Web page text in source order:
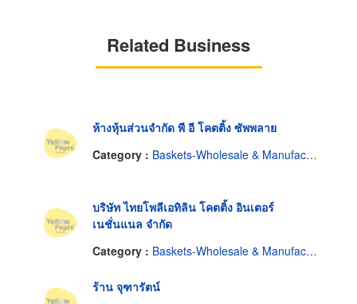
Related Business
ห้างหุ้นส่วนจำกัด พี อี โคตติ้ง ซัพพลาย
Category : Baskets-Wholesale & Manufacturers
บริษัท ไทยโพลีเอทิลิน โคตติ้ง อินเตอร์
เนชั่นแนล จำกัด
Category : Baskets-Wholesale & Manufacturers
ร้าน จุฑารัตน์